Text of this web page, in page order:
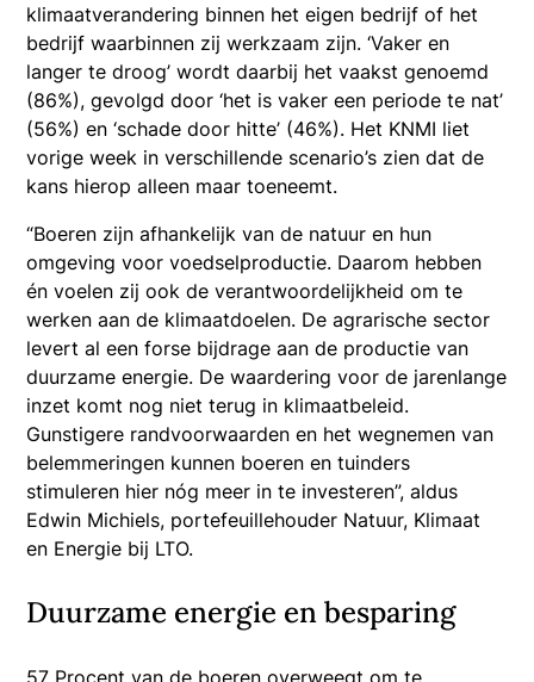
klimaatverandering binnen het eigen bedrijf of het
bedrijf waarbinnen zij werkzaam zijn. ‘Vaker en
langer te droog’ wordt daarbij het vaakst genoemd
(86%), gevolgd door ‘het is vaker een periode te nat’
(56%) en ‘schade door hitte’ (46%). Het KNMI liet
vorige week in verschillende scenario’s zien dat de
kans hierop alleen maar toeneemt.
“Boeren zijn afhankelijk van de natuur en hun
omgeving voor voedselproductie. Daarom hebben
én voelen zij ook de verantwoordelijkheid om te
werken aan de klimaatdoelen. De agrarische sector
levert al een forse bijdrage aan de productie van
duurzame energie. De waardering voor de jarenlange
inzet komt nog niet terug in klimaatbeleid.
Gunstigere randvoorwaarden en het wegnemen van
belemmeringen kunnen boeren en tuinders
stimuleren hier nóg meer in te investeren”, aldus
Edwin Michiels, portefeuillehouder Natuur, Klimaat
en Energie bij LTO.
Duurzame energie en besparing
57 Procent van de boeren overweegt om te